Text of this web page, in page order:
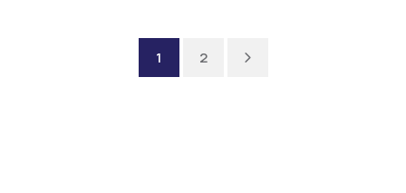
1 2